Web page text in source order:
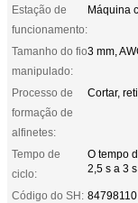
Estação de
funcionamento:
Máquina
Tamanho do fio
manipulado:
3 mm,
Processo de
formação de
alfinetes:
Cortar,
Tempo de
ciclo:
O tempo
2,5 s a 3 s
Código do SH: 84798110